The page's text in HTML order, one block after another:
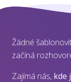
Žádné
začíná
Zajímá nás, kde